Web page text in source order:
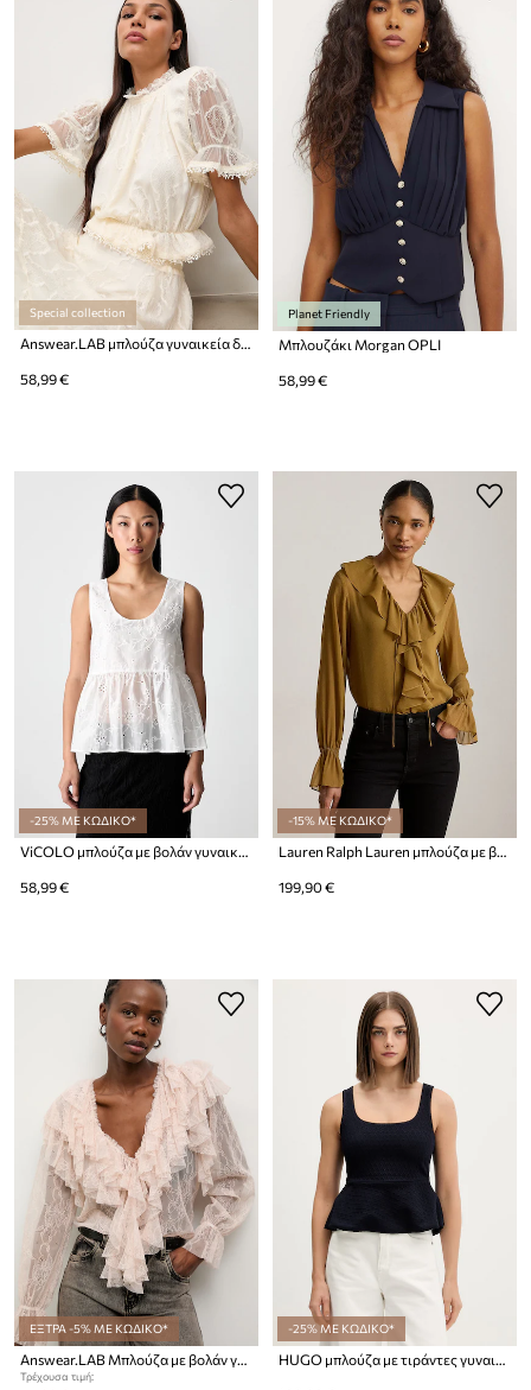
Special collection
58,99 €
Planet Friendly
Μπλουζάκι Morgan OPLI
58,99 €
-25% ΜΕ ΚΩΔΙΚΟ*
ViCOLO μπλούζα με βολάν γυναικεία με βισκόζη
58,99 €
-15% ΜΕ ΚΩΔΙΚΟ*
Lauren Ralph Lauren μπλούζα με βολάν γυναικεία
199,90 €
ΕΞΤΡΑ -5% ΜΕ ΚΩΔΙΚΟ*
Τρέχουσα τιμή:
-25% ΜΕ ΚΩΔΙΚΟ*